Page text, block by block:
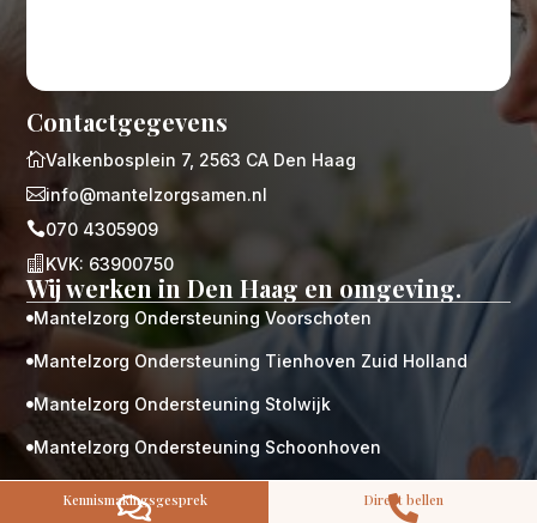
Gratis
kennismaking?
M
Neem vrijblijvend contact op!
Zorg op maat
Persoonlijke zorgplan
Geen lange wachtlijsten
Altijd vertrouwde gezichten
Hoog gekwalificeerd
Kennismakingsgesprek
Contact opnemen
Contactgegevens
Valkenbosplein 7, 2563 CA Den Haag
info@mantelzorgsamen.nl
070 4305909
 KVK: 63900750
Wij werken in Den Haag en omgeving.
 Mantelzorg Ondersteuning Voorschoten
 Mantelzorg Ondersteuning Tienhoven Zuid Holland
 Mantelzorg Ondersteuning Stolwijk
 Mantelzorg Ondersteuning Schoonhoven
Mantelzorg Ondersteuning Schiedam

Kennismakingsgesprek 
Direct bellen